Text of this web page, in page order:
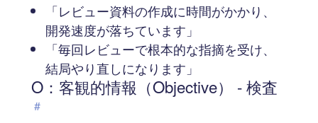
「レビュー資料の作成に時間がかかり、
開発速度が落ちています」
「毎回レビューで根本的な指摘を受け、
結局やり直しになります」
O：客観的情報（Objective） - 検査
#